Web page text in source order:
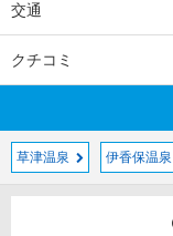
交通
クチコミ
草津温泉 伊香保温泉